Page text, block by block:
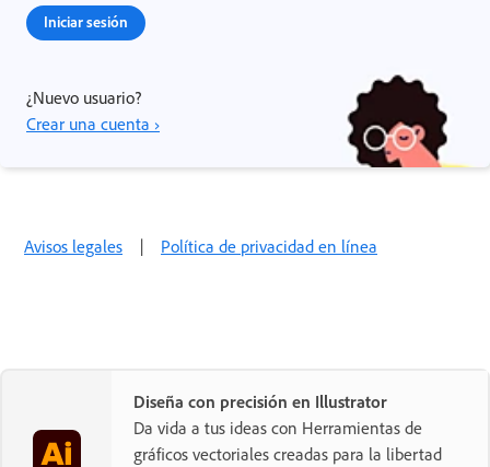
Iniciar sesión
¿Nuevo usuario?
Crear una cuenta ›
Avisos legales | Política de privacidad en línea
Diseña con precisión en Illustrator
Da vida a tus ideas con Herramientas de
gráficos vectoriales creadas para la libertad